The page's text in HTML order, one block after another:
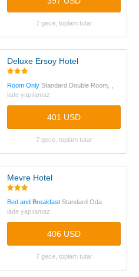
7 gece, toplam tutar
Deluxe Ersoy Hotel
Room Only Standard Double Room, ,
iade yapılamaz
401 USD
7 gece, toplam tutar
Mevre Hotel
Bed and Breakfast Standard Oda
iade yapılamaz
406 USD
7 gece, toplam tutar